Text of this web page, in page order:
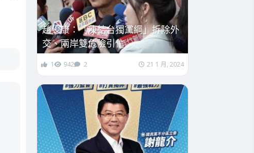
趙少康：「凍結台獨黨綱」拆除外
交、兩岸雙危險引信
1 942 2 21 1 月, 2024